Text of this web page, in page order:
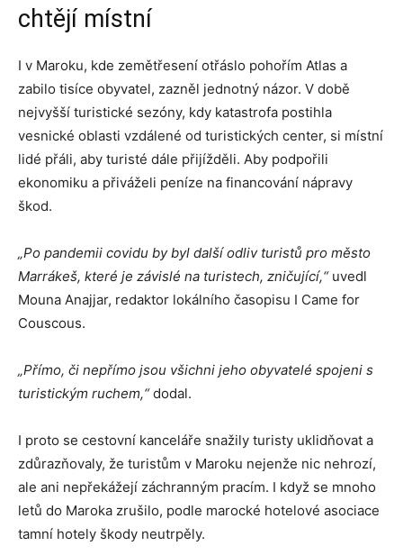
chtějí místní
I v Maroku, kde zemětřesení otřáslo pohořím Atlas a
zabilo tisíce obyvatel, zazněl jednotný názor. V době
nejvyšší turistické sezóny, kdy katastrofa postihla
vesnické oblasti vzdálené od turistických center, si místní
lidé přáli, aby turisté dále přijížděli. Aby podpořili
ekonomiku a přiváželi peníze na financování nápravy
škod.
„Po pandemii covidu by byl další odliv turistů pro město
Marrákeš, které je závislé na turistech, zničující,“uvedl
Mouna Anajjar, redaktor lokálního časopisu I Came for
Couscous.
„Přímo, či nepřímo jsou všichni jeho obyvatelé spojeni s
turistickým ruchem,“dodal.
I proto se cestovní kanceláře snažily turisty uklidňovat a
zdůrazňovaly, že turistům v Maroku nejenže nic nehrozí,
ale ani nepřekážejí záchranným pracím. I když se mnoho
letů do Maroka zrušilo, podle marocké hotelové asociace
tamní hotely škody neutrpěly.